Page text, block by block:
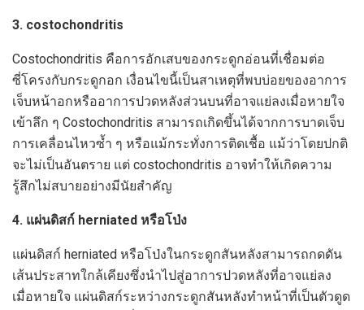
3. costochondritis
Costochondritis คือการอักเสบของกระดูกอ่อนที่เชื่อมต่อ
ซี่โครงกับกระดูกอก เงื่อนไขนี้เป็นสาเหตุที่พบบ่อยของอาการ
เจ็บหน้าอกหรืออาการปวดหลังส่วนบนที่อาจแย่ลงเมื่อหายใจ
เข้าลึก ๆ Costochondritis สามารถเกิดขึ้นได้จากการบาดเจ็บ
การเคลื่อนไหวซ้ำ ๆ หรือแม้กระทั่งการติดเชื้อ แม้ว่าโดยปกติ
จะไม่เป็นอันตราย แต่ costochondritis อาจทำให้เกิดความ
รู้สึกไม่สบายอย่างมีนัยสำคัญ
4. แผ่นดิสก์ herniated หรือโป่ง
แผ่นดิสก์ herniated หรือโป่งในกระดูกสันหลังสามารถกดดัน
เส้นประสาทใกล้เคียงซึ่งนำไปสู่อาการปวดหลังที่อาจแย่ลง
เมื่อหายใจ แผ่นดิสก์ระหว่างกระดูกสันหลังทำหน้าที่เป็นตัวดูด